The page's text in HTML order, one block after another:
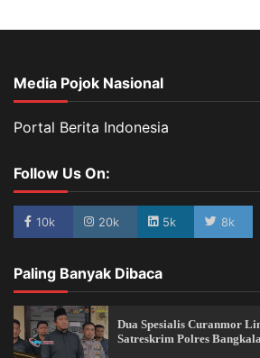
Media Pojok Nasional
Portal Berita Indonesia
Follow Us On:
10k 20k 5k 8k
Paling Banyak Dibaca
Dua Spesialis Curanmor
Satreskrim Polres